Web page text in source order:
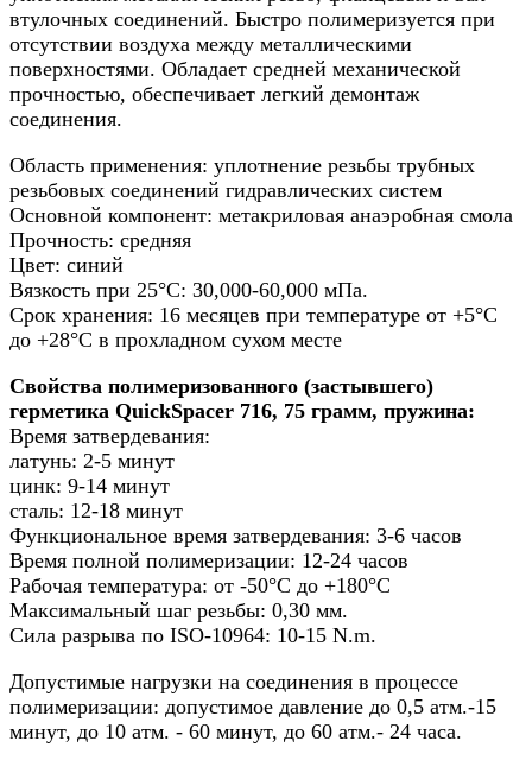
втулочных соединений. Быстро полимеризуется при
отсутствии воздуха между металлическими
поверхностями. Обладает средней механической
прочностью, обеспечивает легкий демонтаж
соединения.
Область применения: уплотнение резьбы трубных
резьбовых соединений гидравлических систем
Основной компонент: метакриловая анаэробная смола
Прочность: средняя
Цвет: синий
Вязкость при 25°С: 30,000-60,000 мПа.
Срок хранения: 16 месяцев при температуре от +5°С
до +28°С в прохладном сухом месте
Свойства полимеризованного (застывшего)
герметика QuickSpacer 716, 75 грамм, пружина:
Время затвердевания:
латунь: 2-5 минут
цинк: 9-14 минут
сталь: 12-18 минут
Функциональное время затвердевания: 3-6 часов
Время полной полимеризации: 12-24 часов
Рабочая температура: от -50°C до +180°С
Максимальный шаг резьбы: 0,30 мм.
Сила разрыва по ISO-10964: 10-15 N.m.
Допустимые нагрузки на соединения в процессе
полимеризации: допустимое давление до 0,5 атм.-15
минут, до 10 атм. - 60 минут, до 60 атм.- 24 часа.